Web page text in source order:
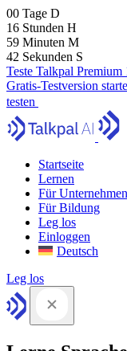
00 Tage D
16 Stunden H
59 Minuten M
41 Sekunden S
Teste Talkpal Premium
Gratis-Testversion
testen
Startseite
Lernen
Für Unternehmen
Für Bildung
Leg los
Einloggen
Deutsch
Leg los